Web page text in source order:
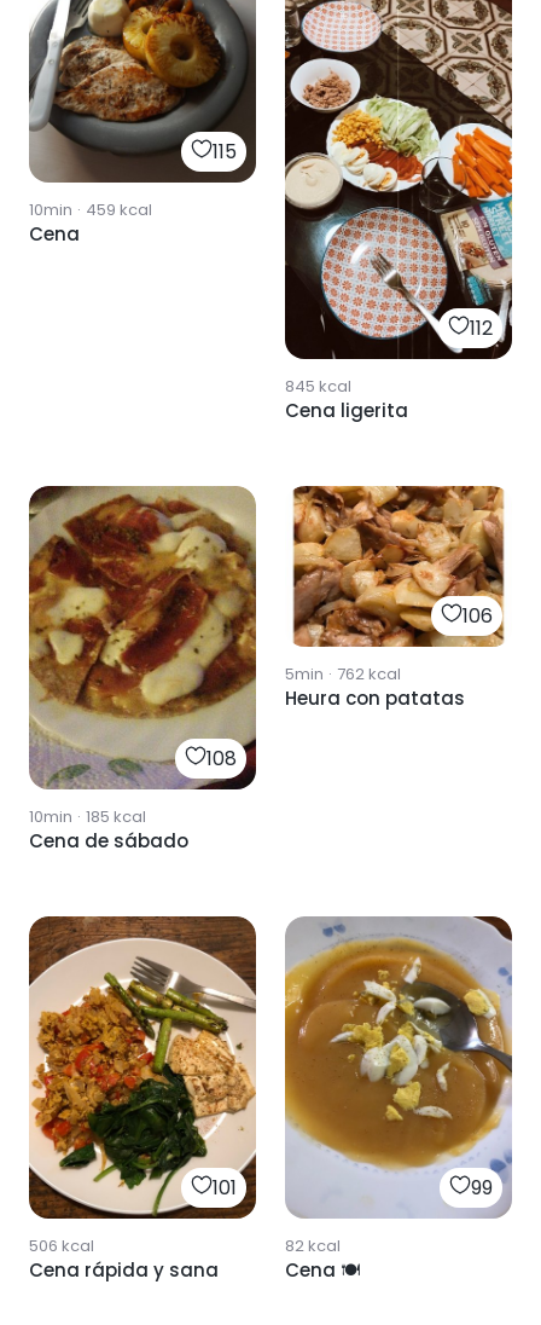
115
10min · 459 kcal
Cena
112
845 kcal
Cena ligerita
108
10min · 185 kcal
Cena de sábado
106
5min · 762kcal
Heura con patatas
101
506 kcal
Cena rápida y sana
99
82kcal
Cena 🍽